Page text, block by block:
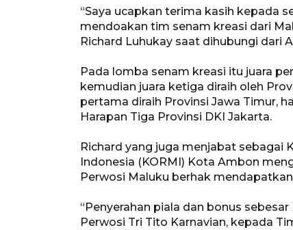
“Saya ucapkan terima kasih kepada
mendoakan tim senam kreasi dari
Richard Luhukay saat dihubungi dari
Pada lomba senam kreasi itu juara
kemudian juara ketiga diraih oleh
pertama diraih Provinsi Jawa Timur,
Harapan Tiga Provinsi DKI Jakarta.
Richard yang juga menjabat sebagai
Indonesia (KORMI) Kota Ambon
Perwosi Maluku berhak
“Penyerahan piala dan bonus
Perwosi Tri Tito Karnavian, kepada